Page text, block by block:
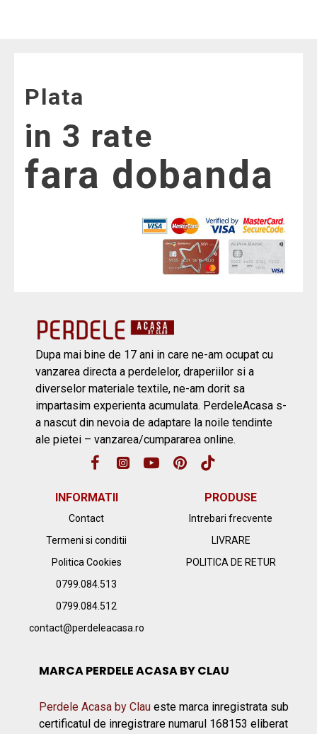
Plata
in 3 rate
fara dobanda
Dupa mai bine de 17 ani in care ne-am ocupat cu
vanzarea directa a perdelelor, draperiilor si a
diverselor materiale textile, ne-am dorit sa
impartasim experienta acumulata. PerdeleAcasa s-
a nascut din nevoia de adaptare la noile tendinte
ale pietei – vanzarea/cumpararea online.
INFORMATII
Contact
Termeni si conditii
Politica Cookies
0799.084.513
0799.084.512
contact@perdeleacasa.ro
PRODUSE
Intrebari frecvente
LIVRARE
POLITICA DE RETUR
MARCA PERDELE ACASA BY CLAU
Perdele Acasa by Clau este marca inregistrata sub
certificatul de inregistrare numarul 168153 eliberat